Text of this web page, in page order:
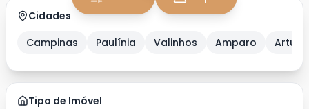
Cidades
Campinas
Paulínia Valinhos Amparo Artur
Tipo de Imóvel